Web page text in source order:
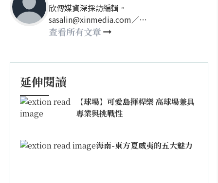
欣傳媒資深採訪編輯。
sasalin@xinmedia.com／
happy21917@gmail.com
查看所有文章
延伸閱讀
【球場】可愛島揮桿樂 高球場兼具
專業與挑戰性
海南-東方夏威夷的五大魅力